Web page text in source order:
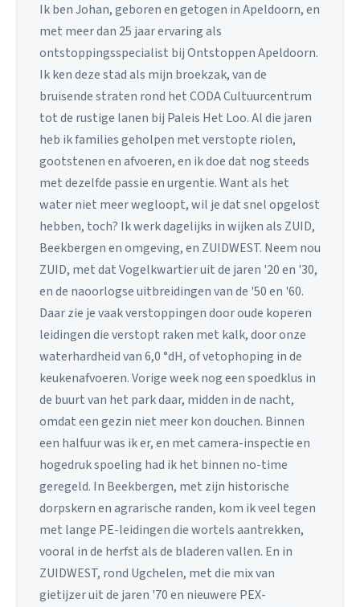
Ik ben Johan, geboren en getogen in Apeldoorn, en
met meer dan 25 jaar ervaring als
ontstoppingsspecialist bij Ontstoppen Apeldoorn.
Ik ken deze stad als mijn broekzak, van de
bruisende straten rond het CODA Cultuurcentrum
tot de rustige lanen bij Paleis Het Loo. Al die jaren
heb ik families geholpen met verstopte riolen,
gootstenen en afvoeren, en ik doe dat nog steeds
met dezelfde passie en urgentie. Want als het
water niet meer wegloopt, wil je dat snel opgelost
hebben, toch? Ik werk dagelijks in wijken als ZUID,
Beekbergen en omgeving, en ZUIDWEST. Neem nou
ZUID, met dat Vogelkwartier uit de jaren '20 en '30,
en de naoorlogse uitbreidingen van de '50 en '60.
Daar zie je vaak verstoppingen door oude koperen
leidingen die verstopt raken met kalk, door onze
waterhardheid van 6,0 °dH, of vetophoping in de
keukenafvoeren. Vorige week nog een spoedklus in
de buurt van het park daar, midden in de nacht,
omdat een gezin niet meer kon douchen. Binnen
een halfuur was ik er, en met camera-inspectie en
hogedruk spoeling had ik het binnen no-time
geregeld. In Beekbergen, met zijn historische
dorpskern en agrarische randen, kom ik veel tegen
met lange PE-leidingen die wortels aantrekken,
vooral in de herfst als de bladeren vallen. En in
ZUIDWEST, rond Ugchelen, met die mix van
gietijzer uit de jaren '70 en nieuwere PEX-